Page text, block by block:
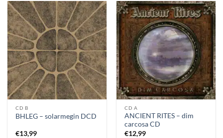
CD B
BHLEG – solarmegin DCD
€13,99
CD A
ANCIENT RITES – dim
carcosa CD
€12,99